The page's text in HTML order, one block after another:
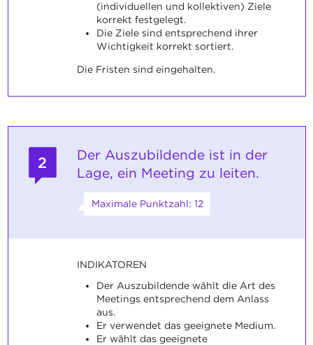
(individuellen und kollektiven) Ziele
korrekt festgelegt.
Die Ziele sind entsprechend ihrer
Wichtigkeit korrekt sortiert.
Die Fristen sind eingehalten.
2
Der Auszubildende ist in der
Lage, ein Meeting zu leiten.
Maximale Punktzahl: 12
INDIKATOREN
Der Auszubildende wählt die Art des
Meetings entsprechend dem Anlass
aus.
Er verwendet das geeignete Medium.
Er wählt das geeignete